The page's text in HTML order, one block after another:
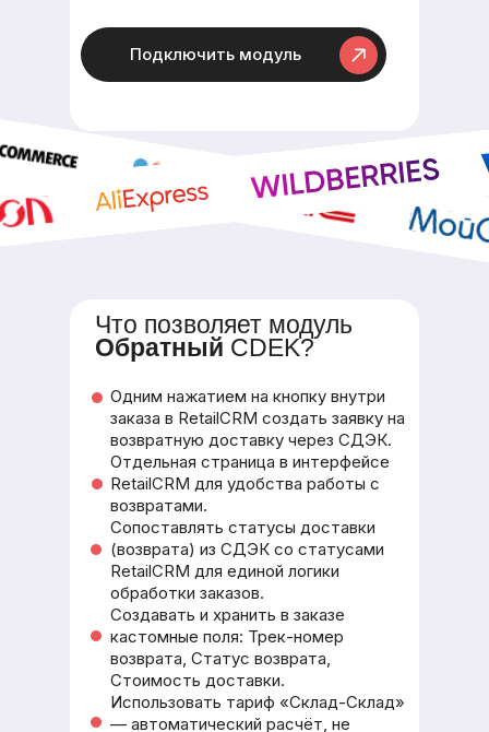
Подключить модуль
Одним нажатием на кнопку внутри
заказа в RetailCRM создать заявку на
возвратную доставку через СДЭК.
Отдельная страница в интерфейсе
RetailCRM для удобства работы с
возвратами.
Сопоставлять статусы доставки
(возврата) из СДЭК со статусами
RetailCRM для единой логики
обработки заказов.
Создавать и хранить в заказе
кастомные поля: Трек-номер
возврата, Статус возврата,
Стоимость доставки.
Использовать тариф «Склад-Склад»
— автоматический расчёт, не
Что позволяет модуль
Обратный CDEK?